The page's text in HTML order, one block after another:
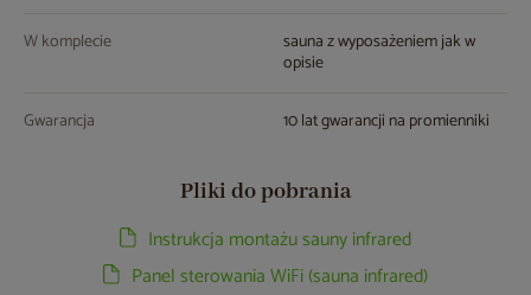
W komplecie sauna z wyposażeniem jak w
opisie
Gwarancja 10 lat gwarancji na promienniki
Pliki do pobrania
Instrukcja montażu sauny infrared
Panel sterowania WiFi (sauna infrared)